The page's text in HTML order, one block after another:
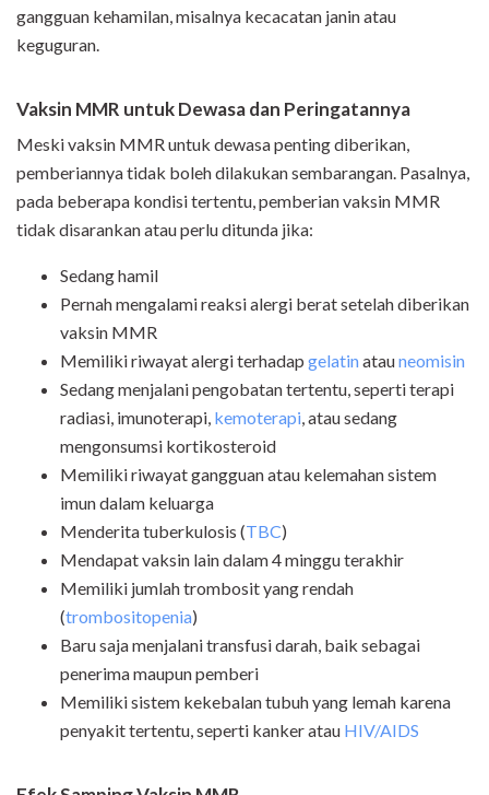
gangguan kehamilan, misalnya kecacatan janin atau
keguguran.
Vaksin MMR untuk Dewasa dan Peringatannya
Meski vaksin MMR untuk dewasa penting diberikan,
pemberiannya tidak boleh dilakukan sembarangan. Pasalnya,
pada beberapa kondisi tertentu, pemberian vaksin MMR
tidak disarankan atau perlu ditunda jika:
Sedang hamil
Pernah mengalami reaksi alergi berat setelah diberikan
vaksin MMR
Memiliki riwayat alergi terhadap gelatinatauneomisin
Sedang menjalani pengobatan tertentu, seperti terapi
radiasi, imunoterapi, kemoterapi, atau sedang
mengonsumsi kortikosteroid
Memiliki riwayat gangguan atau kelemahan sistem
imun dalam keluarga
Menderita tuberkulosis (TBC)
Mendapat vaksin lain dalam 4 minggu terakhir
Memiliki jumlah trombosit yang rendah
(trombositopenia)
Baru saja menjalani transfusi darah, baik sebagai
penerima maupun pemberi
Memiliki sistem kekebalan tubuh yang lemah karena
penyakit tertentu, seperti kanker atau HIV/AIDS